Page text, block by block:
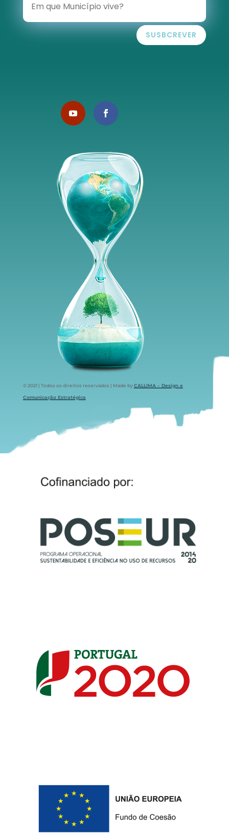
SUSBCREVER
© 2021 | Todos os direitos reservados | Made byCALLIMA – Design e
Comunicação Estratégica